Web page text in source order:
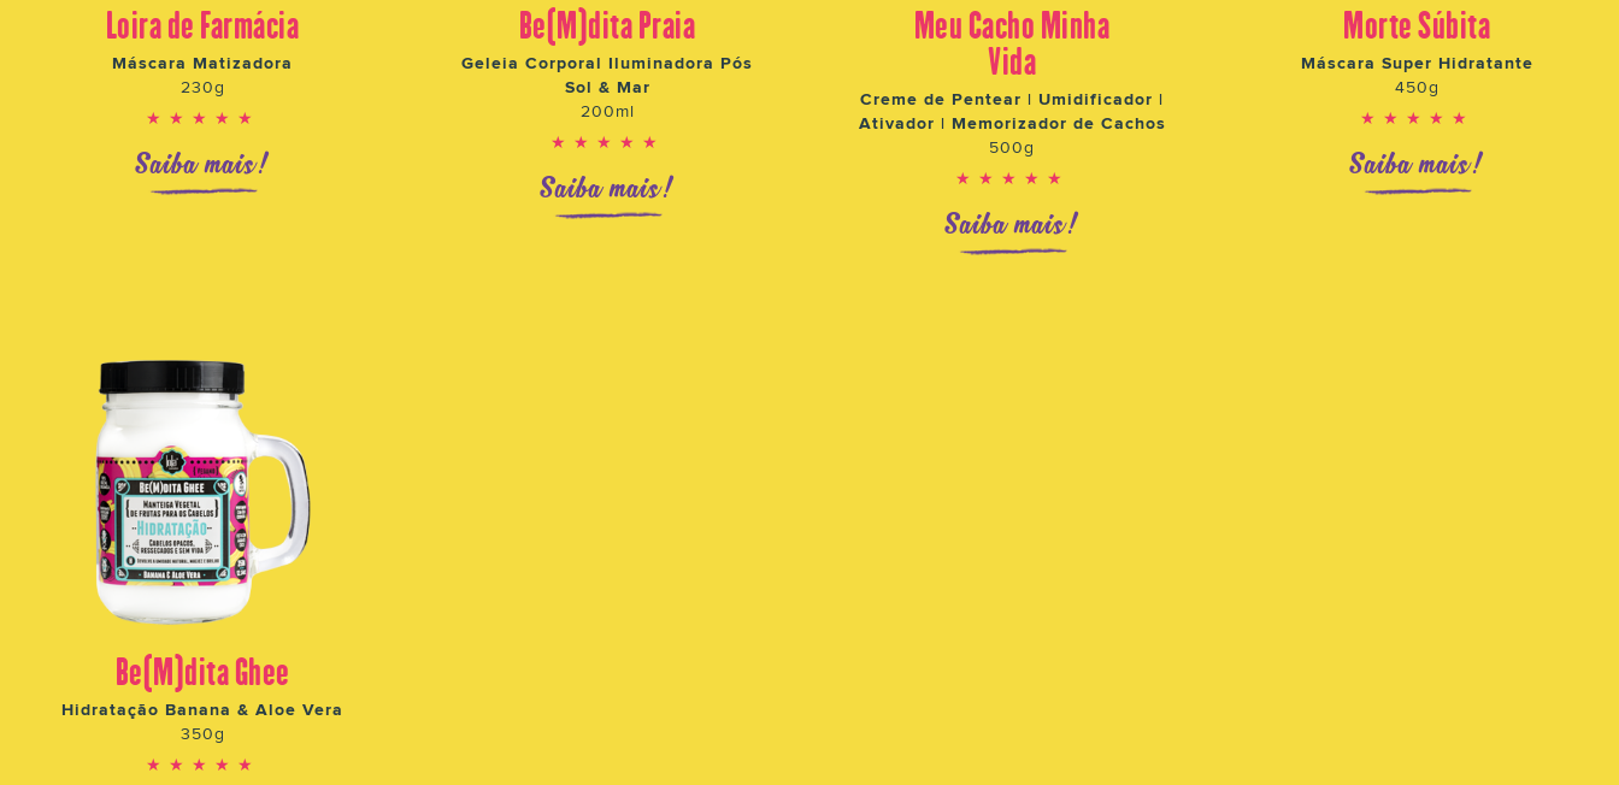
Loira de Farmácia
Máscara Matizadora
230g
★★★★★
Saiba mais!
Be(M)dita Praia
Geleia Corporal Iluminadora Pós
Sol & Mar
200ml
★★★★★
Saiba mais!
Meu Cacho Minha
Vida
Creme de Pentear | Umidificador |
Ativador | Memorizador de Cachos
500g
★★★★★
Saiba mais!
Morte Súbita
Máscara Super Hidratante
450g
★★★★★
Saiba mais!
Be(M)dita Ghee
Hidratação Banana & Aloe Vera
350g
★★★★★